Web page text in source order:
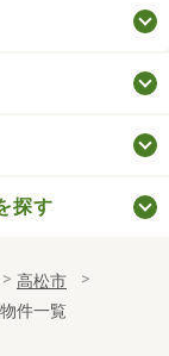
探す
高松市
件一覧